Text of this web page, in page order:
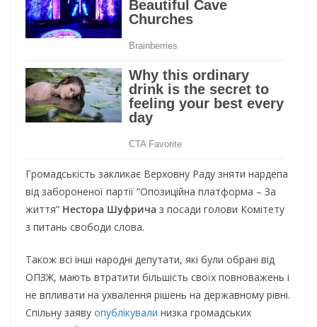
Громадськість закликає Верховну Раду зняти нардепа
від забороненої партії “Опозиційна платформа – За
життя” Нестора Шуфрича з посади голови Комітету
з питань свободи слова.
Також всі інші народні депутати, які були обрані від
ОПЗЖ, мають втратити більшість своїх повноважень і
не впливати на ухвалення рішень на державному рівні.
Спільну заяву опублікували низка громадських